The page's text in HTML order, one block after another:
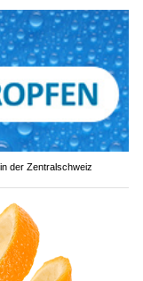
der Zentralschweiz